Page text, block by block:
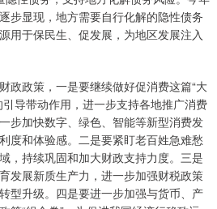
步显现，地方需要自行化解的隐性债务
用于保民生、促发展，为地区发展注入
政策，一是要继续做好促消费这篇“大
导带动作用，进一步支持各地推广消费
步加快数字、绿色、智能等新型消费发
度和体验感。二是要紧盯老百姓急难愁
，持续巩固和加大财政支持力度。三是
发展新质生产力，进一步加强财税政策
型升级。四是要进一步加强与货币、产